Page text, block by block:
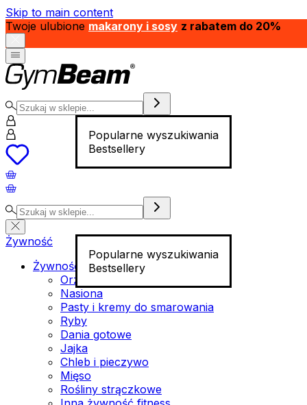
Skip to main content
Twoje ulubione makarony i sosy z rabatem do 20%
Popularne wyszukiwania
Bestsellery
Popularne wyszukiwania
Bestsellery
Żywność
Żywność funkcjonalna
Orzechy
Nasiona
Pasty i kremy do smarowania
Ryby
Dania gotowe
Jajka
Chleb i pieczywo
Mięso
Rośliny strączkowe